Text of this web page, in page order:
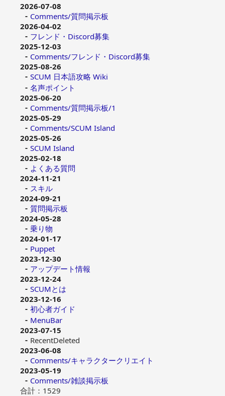
2026-07-08
Comments/質問掲示板
2026-04-02
フレンド・Discord募集
2025-12-03
Comments/フレンド・Discord募集
2025-08-26
SCUM 日本語攻略 Wiki
名声ポイント
2025-06-20
Comments/質問掲示板/1
2025-05-29
Comments/SCUM Island
2025-05-26
SCUM Island
2025-02-18
よくある質問
2024-11-21
スキル
2024-09-21
質問掲示板
2024-05-28
乗り物
2024-01-17
Puppet
2023-12-30
アップデート情報
2023-12-24
SCUMとは
2023-12-16
初心者ガイド
MenuBar
2023-07-15
RecentDeleted
2023-06-08
Comments/キャラクタークリエイト
2023-05-19
Comments/雑談掲示板
合計：1529